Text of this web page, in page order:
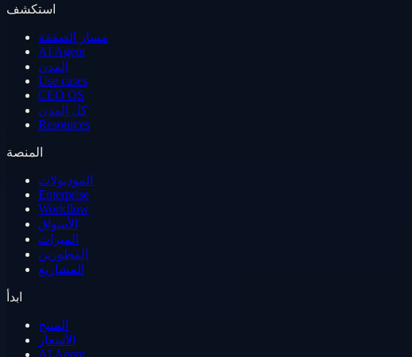
استكشف
مسار الصفقة
AI Agent
المدن
Use cases
CEO OS
كل المدن
Resources
المنصة
الموديولات
Enterprise
Workflow
الأسواق
الميزات
المطورين
المشاريع
ابدأ
المنتج
الأسعار
AI Agent